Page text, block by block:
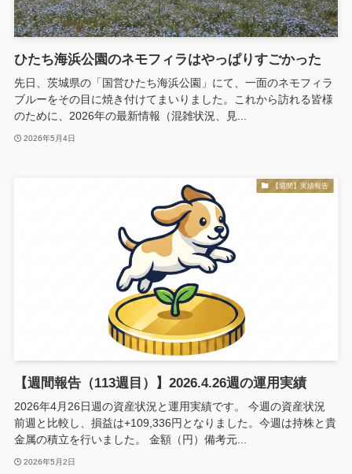
ひたち海浜公園のネモフィラはやっぱりすごかった
先日、茨城県の「国営ひたち海浜公園」にて、一面のネモフィラ
ブルーをその目に焼き付けてまいりました。これから訪れる皆様
のために、2026年の最新情報（混雑状況、見...
2026年5月4日
【週間】実績報告
【週間報告（113週目）】2026.4.26週の運用実績
2026年4月26日週の資産状況と運用実績です。 今週の資産状況
前週と比較し、損益は+109,336円となりました。今週は持株と貴
金属の積立を行いました。 金額（円）備考元...
2026年5月2日